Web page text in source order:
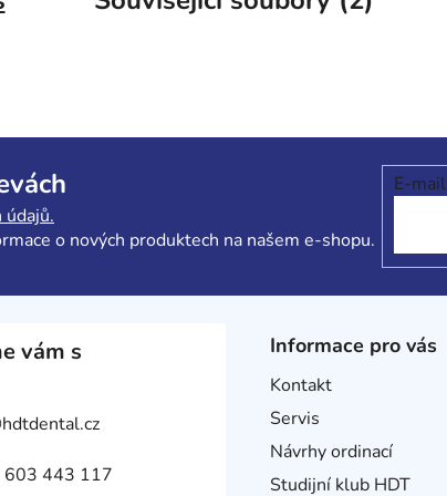
údajů.
o nových produktech na našem e-shopu.
E-mail
vám s
hdtdental.cz
443 117
Informace pro vás
Kontakt
Servis
Návrhy ordinací
Studijní klub HDT